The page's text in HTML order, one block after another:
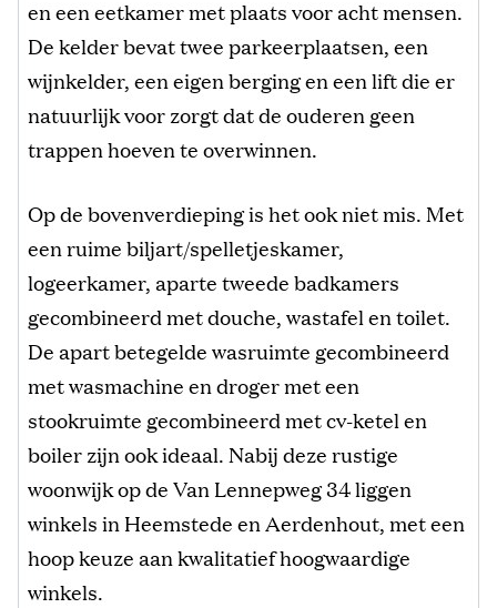
en een eetkamer met plaats voor acht mensen.
De kelder bevat twee parkeerplaatsen, een
wijnkelder, een eigen berging en een lift die er
natuurlijk voor zorgt dat de ouderen geen
trappen hoeven te overwinnen.
Op de bovenverdieping is het ook niet mis. Met
een ruime biljart/spelletjeskamer,
logeerkamer, aparte tweede badkamers
gecombineerd met douche, wastafel en toilet.
De apart betegelde wasruimte gecombineerd
met wasmachine en droger met een
stookruimte gecombineerd met cv-ketel en
boiler zijn ook ideaal. Nabij deze rustige
woonwijk op de Van Lennepweg 34 liggen
winkels in Heemstede en Aerdenhout, met een
hoop keuze aan kwalitatief hoogwaardige
winkels.